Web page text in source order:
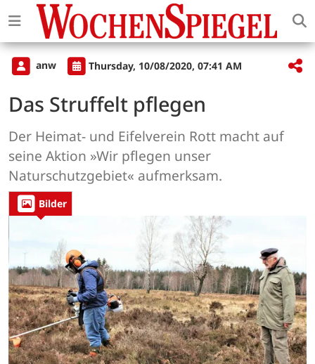
anw Thursday, 10/08/2020, 07:41 AM
Das Struffelt pflegen
Der Heimat- und Eifelverein Rott macht auf
seine Aktion »Wir pflegen unser
Naturschutzgebiet« aufmerksam.
Bilder